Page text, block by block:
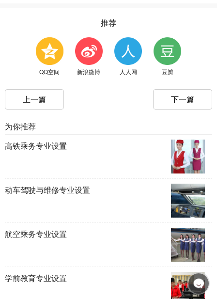
推荐
QQ空间 新浪微博 人人网 豆瓣
上一篇 下一篇
为你推荐
高铁乘务专业设置
动车驾驶与维修专业设置
航空乘务专业设置
学前教育专业设置